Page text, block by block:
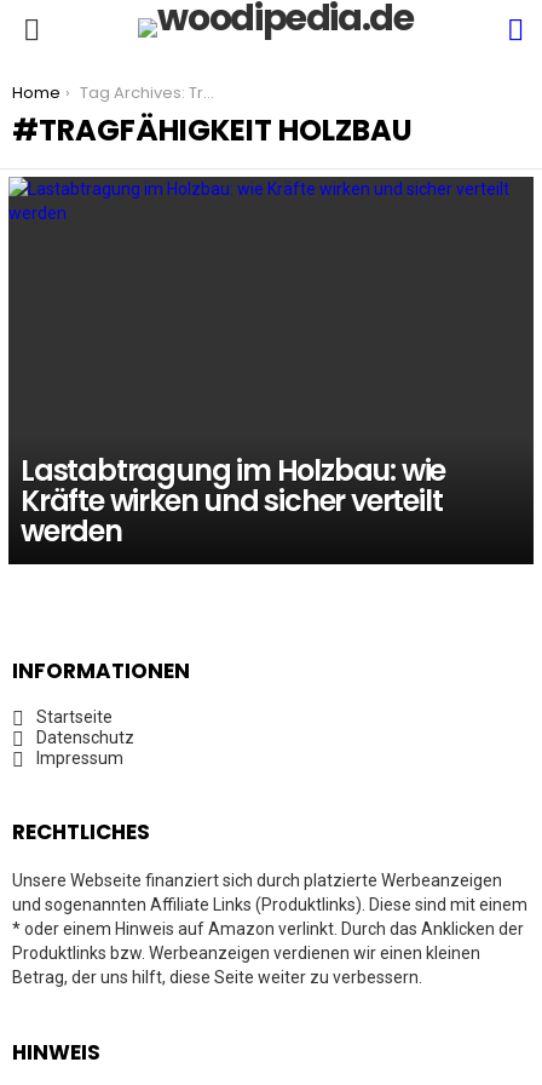
You are here:
Home Tag Archives: Tragfähigkeit Holzbau
TRAGFÄHIGKEIT HOLZBAU
LATEST
Lastabtragung im Holzbau: wie
Kräfte wirken und sicher verteilt
werden
INFORMATIONEN
Startseite
Datenschutz
Impressum
RECHTLICHES
Unsere Webseite finanziert sich durch platzierte Werbeanzeigen
und sogenannten Affiliate Links (Produktlinks). Diese sind mit einem
* oder einem Hinweis auf Amazon verlinkt. Durch das Anklicken der
Produktlinks bzw. Werbeanzeigen verdienen wir einen kleinen
Betrag, der uns hilft, diese Seite weiter zu verbessern.
HINWEIS